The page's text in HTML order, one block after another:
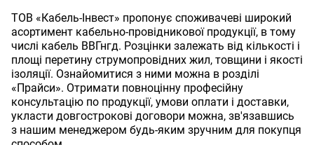
ТОВ «Кабель-Інвест» пропонує споживачеві широкий
асортимент кабельно-провідникової продукції, в тому
числі кабель ВВГнгд. Розцінки залежать від кількості і
площі перетину струмопровідних жил, товщини і якості
ізоляції. Ознайомитися з ними можна в розділі
«Прайси». Отримати повноцінну професійну
консультацію по продукції, умови оплати і доставки,
укласти довгострокові договори можна, зв'язавшись
з нашим менеджером будь-яким зручним для покупця